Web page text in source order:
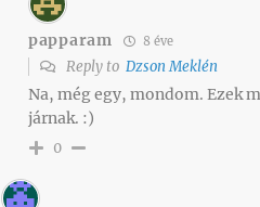
papparam 8 éve
Reply to Dzson Meklén
Na, még egy, mondom. Ezek
járnak. :)
0